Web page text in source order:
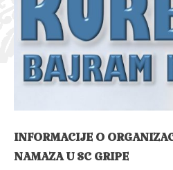
INFORMACIJE O
NAMAZA U SC GRIPE